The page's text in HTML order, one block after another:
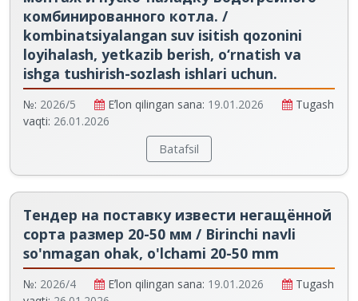
комбинированного котла. /
kombinatsiyalangan suv isitish qozonini
loyihalash, yetkazib berish, o‘rnatish va
ishga tushirish-sozlash ishlari uchun.
№: 2026/5 Eʼlon qilingan sana: 19.01.2026
Tugash
vaqti: 26.01.2026
Batafsil
Тендер на поставку извести негащённой
сорта размер 20-50 мм / Birinchi navli
so'nmagan ohak, o'lchami 20-50 mm
№: 2026/4 Eʼlon qilingan sana: 19.01.2026
Tugash